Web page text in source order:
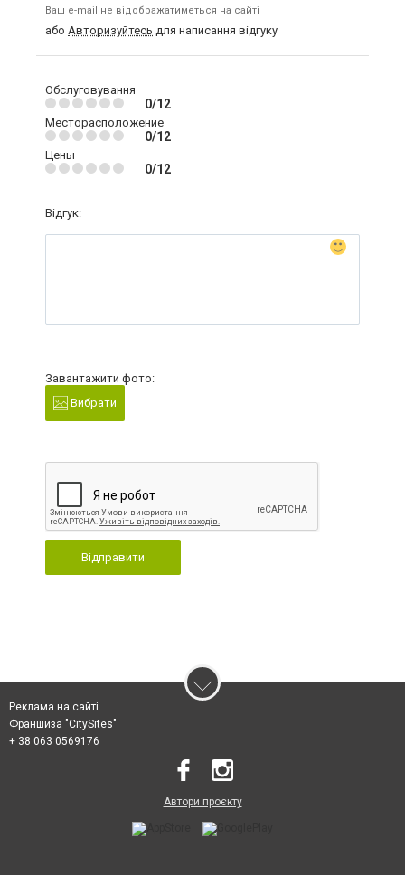
Ваш e-mail не відображатиметься на сайті
або Авторизуйтесь для написання відгуку
Обслуговування
0/12
Месторасположение
0/12
Цены
0/12
Відгук:
Завантажити фото:
Вибрати
Відправити
Реклама на сайті
Франшиза "CitySites"
+ 38 063 0569176
Автори проєкту